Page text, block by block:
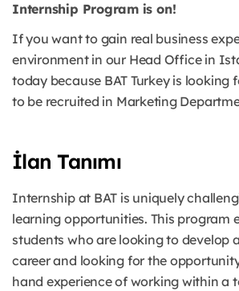
Internship Program is on!
If you want to gain real business
environment in our Head Office in
today because BAT Turkey is looking
to be recruited in Marketing
İlan Tanımı
Internship at BAT is uniquely
learning opportunities. This program
students who are looking to develop
career and looking for the
hand experience of working within a